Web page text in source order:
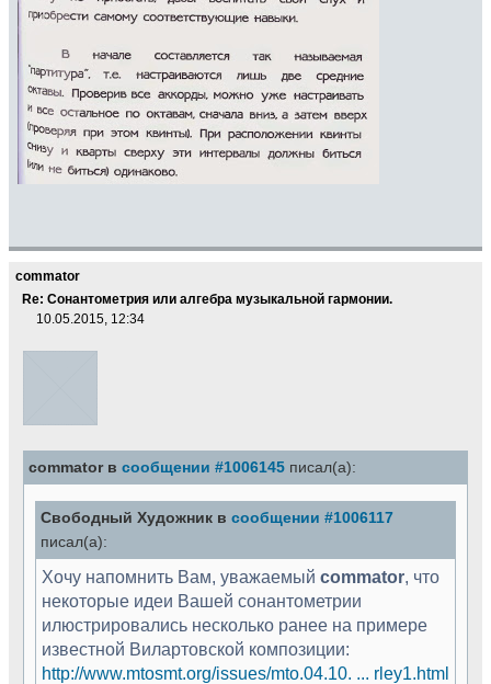
commator
Re: Сонантометрия или алгебра музыкальной гармонии.
10.05.2015, 12:34
commator в сообщении #1006145 писал(а):
Свободный Художник в сообщении #1006117
писал(а):
Хочу напомнить Вам, уважаемый commator, что
некоторые идеи Вашей сонантометрии
илюстрировались несколько ранее на примере
известной Вилартовской композиции:
http://www.mtosmt.org/issues/mto.04.10. ... rley1.html